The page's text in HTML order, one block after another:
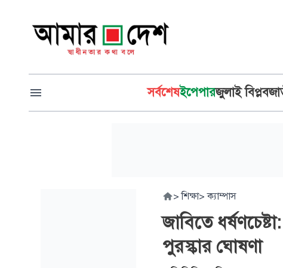
সর্বশেষইপেপারজুলাই বিপ্লব
> শিক্ষা> ক্যাম্পাস
জাবিতে
পুরস্কার ঘোষণা